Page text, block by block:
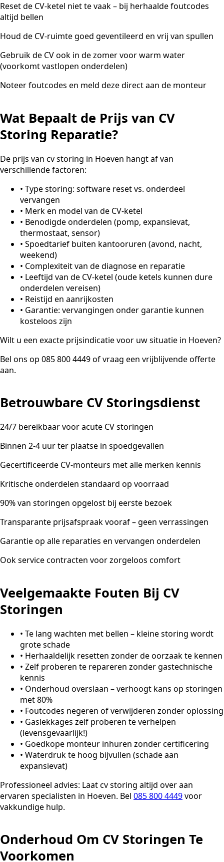
Reset de CV-ketel niet te vaak – bij herhaalde foutcodes
altijd bellen
Houd de CV-ruimte goed geventileerd en vrij van spullen
Gebruik de CV ook in de zomer voor warm water
(voorkomt vastlopen onderdelen)
Noteer foutcodes en meld deze direct aan de monteur
Wat Bepaalt de Prijs van CV
Storing Reparatie?
De prijs van cv storing in Hoeven hangt af van
verschillende factoren:
• Type storing: software reset vs. onderdeel
vervangen
• Merk en model van de CV-ketel
• Benodigde onderdelen (pomp, expansievat,
thermostaat, sensor)
• Spoedtarief buiten kantooruren (avond, nacht,
weekend)
• Complexiteit van de diagnose en reparatie
• Leeftijd van de CV-ketel (oude ketels kunnen dure
onderdelen vereisen)
• Reistijd en aanrijkosten
• Garantie: vervangingen onder garantie kunnen
kosteloos zijn
Wilt u een exacte prijsindicatie voor uw situatie in Hoeven?
Bel ons op 085 800 4449 of vraag een vrijblijvende offerte
aan.
Betrouwbare CV Storingsdienst
24/7 bereikbaar voor acute CV storingen
Binnen 2-4 uur ter plaatse in spoedgevallen
Gecertificeerde CV-monteurs met alle merken kennis
Kritische onderdelen standaard op voorraad
90% van storingen opgelost bij eerste bezoek
Transparante prijsafspraak vooraf – geen verrassingen
Garantie op alle reparaties en vervangen onderdelen
Ook service contracten voor zorgeloos comfort
Veelgemaakte Fouten Bij CV
Storingen
• Te lang wachten met bellen – kleine storing wordt
grote schade
• Herhaaldelijk resetten zonder de oorzaak te kennen
• Zelf proberen te repareren zonder gastechnische
kennis
• Onderhoud overslaan – verhoogt kans op storingen
met 80%
• Foutcodes negeren of verwijderen zonder oplossing
• Gaslekkages zelf proberen te verhelpen
(levensgevaarlijk!)
• Goedkope monteur inhuren zonder certificering
• Waterdruk te hoog bijvullen (schade aan
expansievat)
Professioneel advies: Laat cv storing altijd over aan
ervaren specialisten in Hoeven. Bel 085 800 4449voor
vakkundige hulp.
Onderhoud Om CV Storingen Te
Voorkomen